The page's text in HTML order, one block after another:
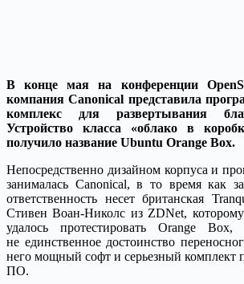
В конце мая на конференции
компания Canonical представила
комплекс для развертывания
Устройство класса «облако в
получило название Ubuntu Orange Box.
Непосредственно дизайном корпуса и
занималась Canonical, в то время как
ответственность несет британская
Стивен Воан-Николс из ZDNet,
удалось протестировать Orange
не единственное достоинство
него мощный софт и серьезный комплект
ПО.